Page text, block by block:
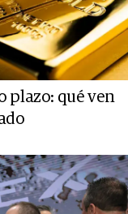
plazo: qué ven